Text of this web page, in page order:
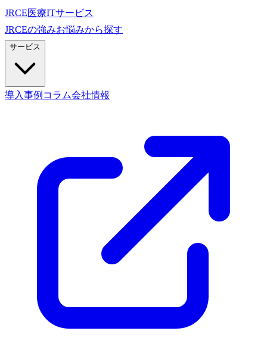
JRCE医療ITサービス
JRCEの強みお悩みから探す
サービス
導入事例 コラム会社情報